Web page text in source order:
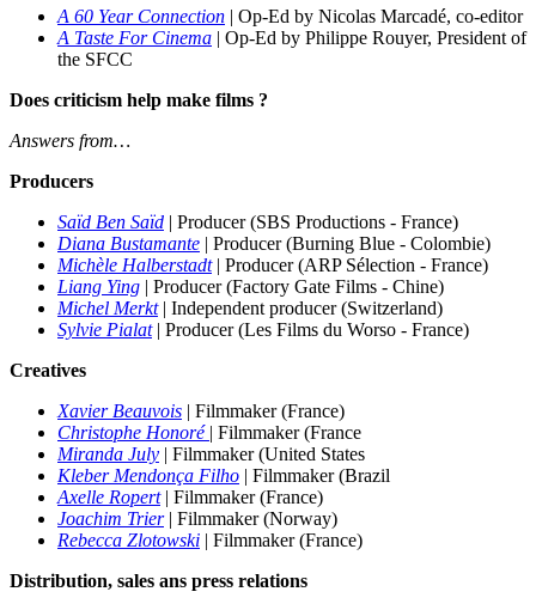
A 60 Year Connection | Op-Ed by Nicolas Marcadé, co-editor
A Taste For Cinema | Op-Ed by Philippe Rouyer, President of
the SFCC
Does criticism help make films ?
Answers from…
Producers
Saïd Ben Saïd | Producer(SBS Productions - France)
Diana Bustamante | Producer (Burning Blue - Colombie)
Michèle Halberstadt| Producer (ARP Sélection - France)
Liang Ying | Producer (Factory Gate Films - Chine)
Michel Merkt| Independent producer (Switzerland)
Sylvie Pialat| Producer (Les Films du Worso - France)
Creatives
Xavier Beauvois | Filmmaker (France)
Christophe Honoré | Filmmaker (France
Miranda July | Filmmaker (United States
Kleber Mendonça Filho | Filmmaker (Brazil
Axelle Ropert| Filmmaker (France)
Joachim Trier| Filmmaker (Norway)
Rebecca Zlotowski | Filmmaker (France)
Distribution, sales ans press relations